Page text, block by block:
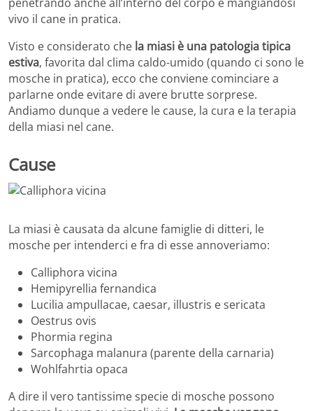
vivo il cane in pratica.
Visto e considerato che la miasi è una patologia tipica
estiva, favorita dal clima caldo-umido (quando ci sono le
mosche in pratica), ecco che conviene cominciare a
parlarne onde evitare di avere brutte sorprese.
Andiamo dunque a vedere le cause, la cura e la terapia
della miasi nel cane.
Cause
La miasi è causata da alcune famiglie di ditteri, le
mosche per intenderci e fra di esse annoveriamo:
Calliphora vicina
Hemipyrellia fernandica
Lucilia ampullacae, caesar, illustris e sericata
Oestrus ovis
Phormia regina
Sarcophaga malanura (parente della carnaria)
Wohlfahrtia opaca
A dire il vero tantissime specie di mosche possono